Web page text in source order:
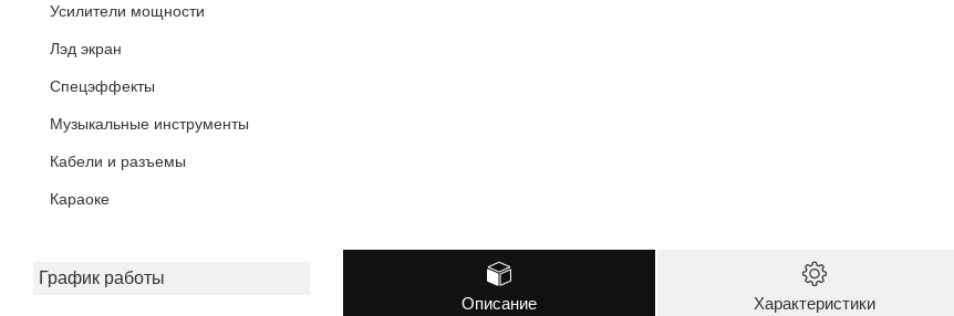
Усилители мощности
Лэд экран
Спецэффекты
Музыкальные инструменты
Кабели и разъемы
Караоке
График работы
Описание Характеристики